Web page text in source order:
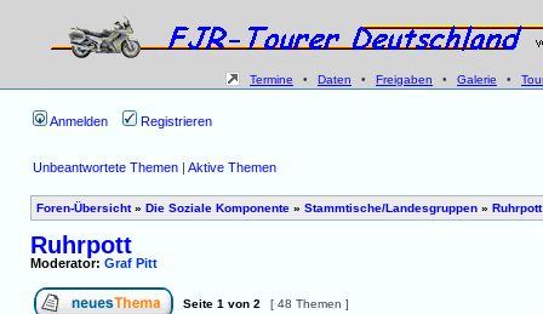
Termine • Daten • Freigaben • Galerie •
Anmelden Registrieren
Unbeantwortete Themen | Aktive Themen
Foren-Übersicht» Die Soziale Komponente » Stammtische/Landesgruppen » Ruhrpott
Ruhrpott
Moderator: Graf Pitt
Seite 1 von 2 [ 48 Themen ]